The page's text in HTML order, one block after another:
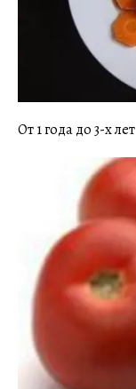
От 1 года до 3-х лет